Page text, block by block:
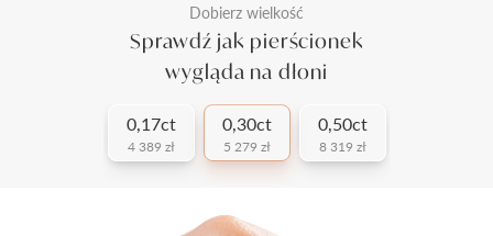
Dobierz wielkość
Sprawdź jak pierścionek
wygląda na dłoni
0,17ct
4 389 zł
0,30ct
5 279 zł
0,50ct
8 319 zł